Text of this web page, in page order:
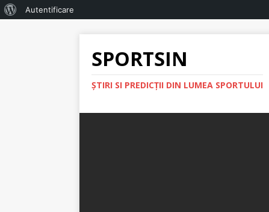
Autentificare
SPORTSIN
ŞTIRI SI PREDICŢII DIN LUMEA SPORTULUI